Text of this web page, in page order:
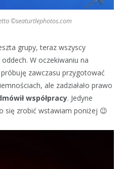
©seaturtlephotos.com
grupy, teraz wszyscy
W oczekiwaniu na
zawczasu przygotować
ale zadziałało prawo
współpracy. Jedyne
się zrobić wstawiam poniżej 😉